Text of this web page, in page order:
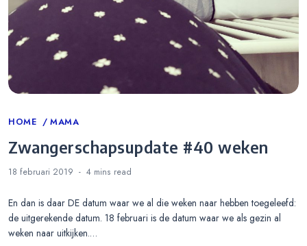
Categories
HOME MAMA
Zwangerschapsupdate #40 weken
18 februari 2019 4 mins read
En dan is daar DE datum waar we al die weken naar hebben toegeleefd:
de uitgerekende datum. 18 februari is de datum waar we als gezin al
weken naar uitkijken.…